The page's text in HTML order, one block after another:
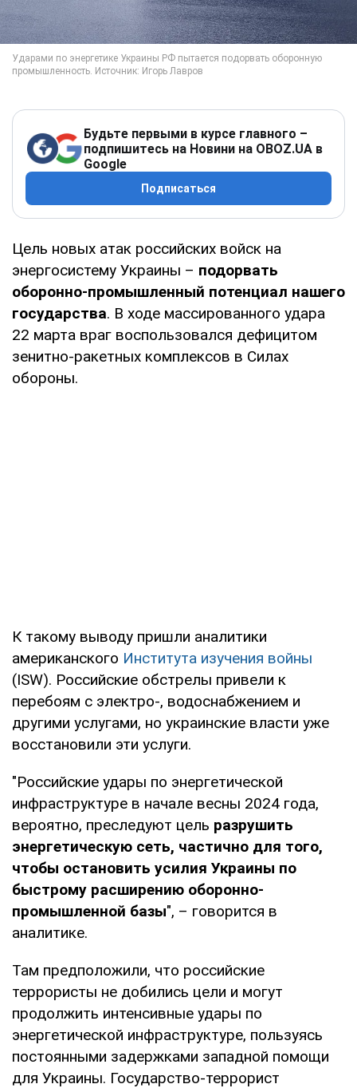
Будьте первыми в курсе главного –
подпишитесь на Новини на OBOZ.UA в
Google
Подписаться
Цель новых атак российских войск на
энергосистему Украины – подорвать
оборонно-промышленный потенциал нашего
государства. В ходе массированного удара
22 марта враг воспользовался дефицитом
зенитно-ракетных комплексов в Силах
обороны.
К такому выводу пришли аналитики
американского Института изучения войны
(ISW). Российские обстрелы привели к
перебоям с электро-, водоснабжением и
другими услугами, но украинские власти уже
восстановили эти услуги.
"Российские удары по энергетической
инфраструктуре в начале весны 2024 года,
вероятно, преследуют цель разрушить
энергетическую сеть, частично для того,
чтобы остановить усилия Украины по
быстрому расширению оборонно-
промышленной базы", – говорится в
аналитике.
Там предположили, что российские
террористы не добились цели и могут
продолжить интенсивные удары по
энергетической инфраструктуре, пользуясь
постоянными задержками западной помощи
для Украины. Государство-террорист